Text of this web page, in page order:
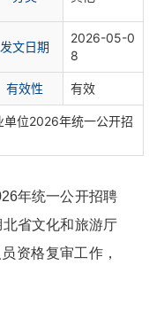
发文日期
2026-05-0
8
有效性 有效
单位2026年统一公开招
年统一公开招聘
省文化和旅游厅
资格复审工作，